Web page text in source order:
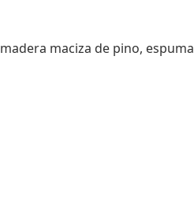
maciza de pino, espuma